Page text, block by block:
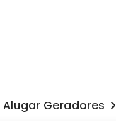
Alugar Geradores
de